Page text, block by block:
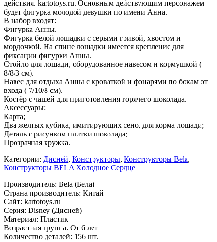
действия. kartotoys.ru. Основным действующим персонажем
будет фигурка молодой девушки по имени Анна.
В набор входят:
Фигурка Анны.
Фигурка белой лошадки с серыми гривой, хвостом и
мордочкой. На спине лошадки имеется крепление для
фиксации фигурки Анны.
Стойло для лошади, оборудованное навесом и кормушкой (
8/8/3 см).
Навес для отдыха Анны с кроваткой и фонарями по бокам от
входа ( 7/10/8 см).
Костёр с чашей для приготовления горячего шоколада.
Аксессуары:
Карта;
Два желтых кубика, имитирующих сено, для корма лошади;
Деталь с рисунком плитки шоколада;
Прозрачная кружка.
Категории: Дисней, Конструкторы, Конструкторы Bela,
Конструкторы BELA Xолодное Cердце
Производитель: Bela (Бела)
Страна производитель: Китай
Сайт: kartotoys.ru
Серия: Disney (Дисней)
Материал: Пластик
Возрастная группа: От 6 лет
Количество деталей: 156 шт.